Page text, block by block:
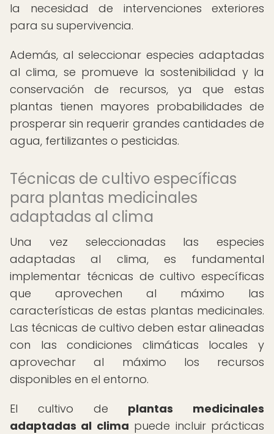
la necesidad de intervenciones exteriores
para su supervivencia.
Además, al seleccionar especies adaptadas
al clima, se promueve la sostenibilidad y la
conservación de recursos, ya que estas
plantas tienen mayores probabilidades de
prosperar sin requerir grandes cantidades de
agua, fertilizantes o pesticidas.
Técnicas de cultivo específicas
para plantas medicinales
adaptadas al clima
Una vez seleccionadas las especies
adaptadas al clima, es fundamental
implementar técnicas de cultivo específicas
que aprovechen al máximo las
características de estas plantas medicinales.
Las técnicas de cultivo deben estar alineadas
con las condiciones climáticas locales y
aprovechar al máximo los recursos
disponibles en el entorno.
El cultivo de plantas medicinales
adaptadas al clima puede incluir prácticas